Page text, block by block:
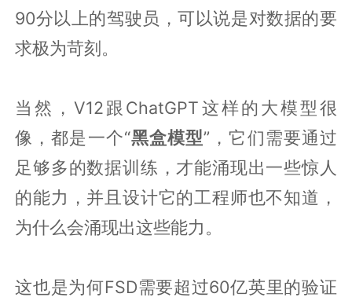
90分以上的驾驶员，可以说是对数据的要
求极为苛刻。
当然，V12跟ChatGPT这样的大模型很
像，都是一个“黑盒模型”，它们需要通过
足够多的数据训练，才能涌现出一些惊人
的能力，并且设计它的工程师也不知道，
为什么会涌现出这些能力。
这也是为何FSD需要超过60亿英里的验证